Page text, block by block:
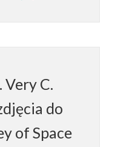
C.
do
of Space